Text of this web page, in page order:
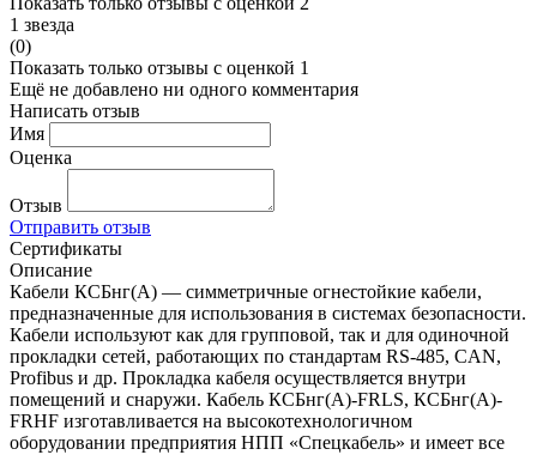
1 звезда
(0)
Показать только отзывы с оценкой 1
Ещё не добавлено ни одного комментария
Написать отзыв
Имя
Оценка
Отзыв
Отправить отзыв
Сертификаты
Описание
Кабели КСБнг(А) — симметричные огнестойкие кабели,
предназначенные для использования в системах безопасности.
Кабели используют как для групповой, так и для одиночной
прокладки сетей, работающих по стандартам RS-485, CAN,
Profibus и др. Прокладка кабеля осуществляется внутри
помещений и снаружи. Кабель КСБнг(А)-FRLS, КСБнг(А)-
FRHF изготавливается на высокотехнологичном
оборудовании предприятия НПП «Спецкабель» и имеет все